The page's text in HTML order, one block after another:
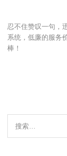
忍不住赞叹一句，
系统，低廉的服务
棒！